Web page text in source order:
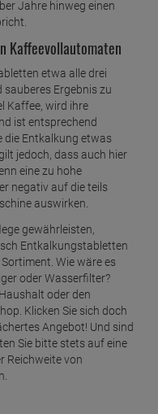
Jahre hinweg einen
Kaffeevollautomaten
etwa alle drei
Ergebnis zu
Kaffee, wird ihre
ist entsprechend
die Entkalkung etwas
jedoch, dass auch hier
eine zu hohe
negativ auf die teils
auswirken.
gewährleisten,
Entkalkungstabletten
Wie wäre es
oder Wasserfilter?
oder den
Klicken Sie sich doch
Angebot! Und sind
Sie bitte stets auf eine
Reichweite von